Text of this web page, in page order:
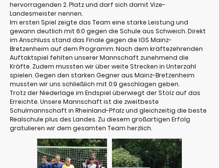
hervorragenden 2. Platz und darf sich damit Vize-
Landesmeister nennen.
Im ersten Spiel zeigte das Team eine starke Leistung und
gewann deutlich mit 6:0 gegen die Schule aus Schweich. Direkt
im Anschluss stand das Finale gegen die IGS Mainz-
Bretzenheim auf dem Programm. Nach dem kräftezehrenden
Auftaktspiel fehlten unserer Mannschaft zunehmend die
Kräfte. Zudem mussten wir über weite Strecken in Unterzahl
spielen. Gegen den starken Gegner aus Mainz-Bretzenheim
mussten wir uns schließlich mit 0:9 geschlagen geben.
Trotz der Niederlage im Endspiel überwiegt der Stolz auf das
Erreichte. Unsere Mannschaft ist die zweitbeste
Schulmannschaft in Rheinland-Pfalz und gleichzeitig die beste
Realschule plus des Landes. Zu diesem großartigen Erfolg
gratulieren wir dem gesamten Team herzlich.